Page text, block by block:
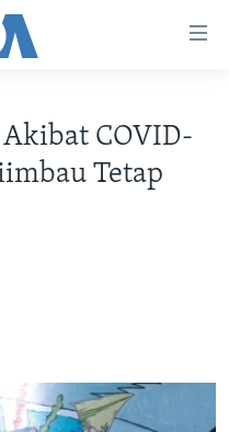
COVID-
Tetap